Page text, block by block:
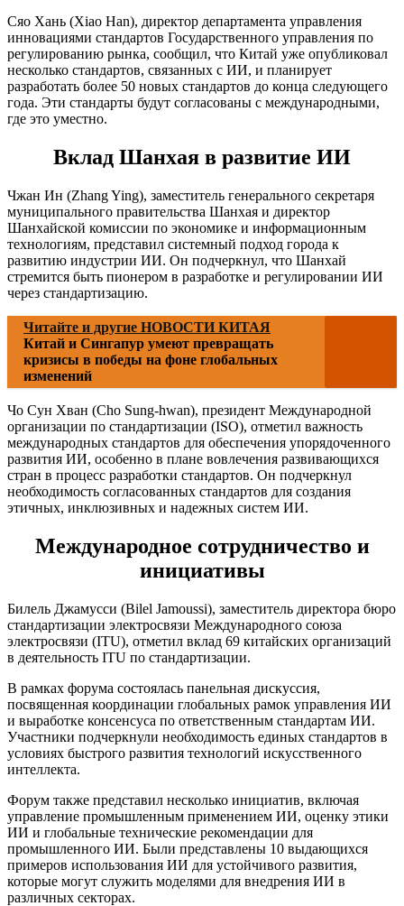
Сяо Хань (Xiao Han), директор департамента управления
инновациями стандартов Государственного управления по
регулированию рынка, сообщил, что Китай уже опубликовал
несколько стандартов, связанных с ИИ, и планирует
разработать более 50 новых стандартов до конца следующего
года. Эти стандарты будут согласованы с международными,
где это уместно.
Вклад Шанхая в развитие ИИ
Чжан Ин (Zhang Ying), заместитель генерального секретаря
муниципального правительства Шанхая и директор
Шанхайской комиссии по экономике и информационным
технологиям, представил системный подход города к
развитию индустрии ИИ. Он подчеркнул, что Шанхай
стремится быть пионером в разработке и регулировании ИИ
через стандартизацию.
Читайте и другие НОВОСТИ КИТАЯ
Китай и Сингапур умеют превращать
кризисы в победы на фоне глобальных
изменений
Чо Сун Хван (Cho Sung-hwan), президент Международной
организации по стандартизации (ISO), отметил важность
международных стандартов для обеспечения упорядоченного
развития ИИ, особенно в плане вовлечения развивающихся
стран в процесс разработки стандартов. Он подчеркнул
необходимость согласованных стандартов для создания
этичных, инклюзивных и надежных систем ИИ.
Международное сотрудничество и
инициативы
Билель Джамусси (Bilel Jamoussi), заместитель директора бюро
стандартизации электросвязи Международного союза
электросвязи (ITU), отметил вклад 69 китайских организаций
в деятельность ITU по стандартизации.
В рамках форума состоялась панельная дискуссия,
посвященная координации глобальных рамок управления ИИ
и выработке консенсуса по ответственным стандартам ИИ.
Участники подчеркнули необходимость единых стандартов в
условиях быстрого развития технологий искусственного
интеллекта.
Форум также представил несколько инициатив, включая
управление промышленным применением ИИ, оценку этики
ИИ и глобальные технические рекомендации для
промышленного ИИ. Были представлены 10 выдающихся
примеров использования ИИ для устойчивого развития,
которые могут служить моделями для внедрения ИИ в
различных секторах.